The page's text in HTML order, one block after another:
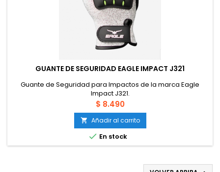
GUANTE DE SEGURIDAD EAGLE IMPACT J321
Guante de Seguridad para Impactos de la marca Eagle
Impact J321.
Precio
$ 8.490
 Añadir al carrito
 En stock